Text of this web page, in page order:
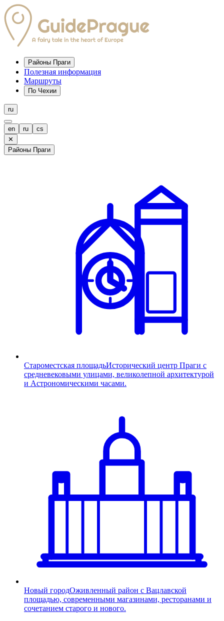
Районы Праги
Полезная информация
Маршруты
По Чехии
ru
en ru
cs
✕
Районы Праги
Староместская площадьИсторический центр Праги с
средневековыми улицами, великолепной архитектурой
и Астрономическими часами.
Новый городОживленный район с Вацлавской
площадью, современными магазинами, ресторанами и
сочетанием старого и нового.